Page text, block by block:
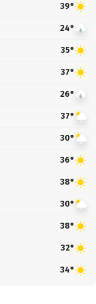
39°
24°
35°
37°
26°
37°
30°
36°
38°
30°
38°
32°
34°